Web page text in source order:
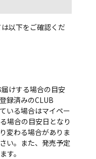
以下をご確認くだ
けする場合の目安
録済みのCLUB
いる場合はマイペー
場合の目安日となり
変わる場合がありま
い。また、発売予定
す。